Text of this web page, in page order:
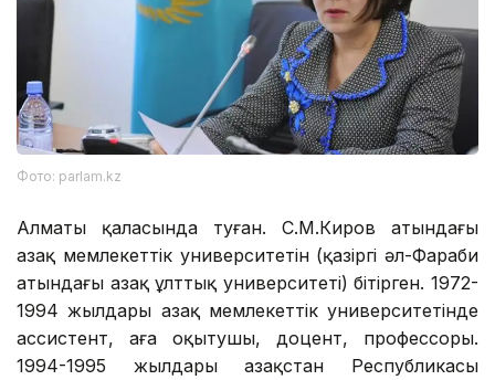
Фото: parlam.kz
Алматы қаласында туған. С.М.Киров атындағы
Қазақ мемлекеттік университетін (қазіргі әл-Фараби
атындағы Қазақ ұлттық университеті) бітірген. 1972-
1994 жылдары Қазақ мемлекеттік университетінде
ассистент, аға оқытушы, доцент, профессоры.
1994-1995 жылдары Қазақстан Республикасы